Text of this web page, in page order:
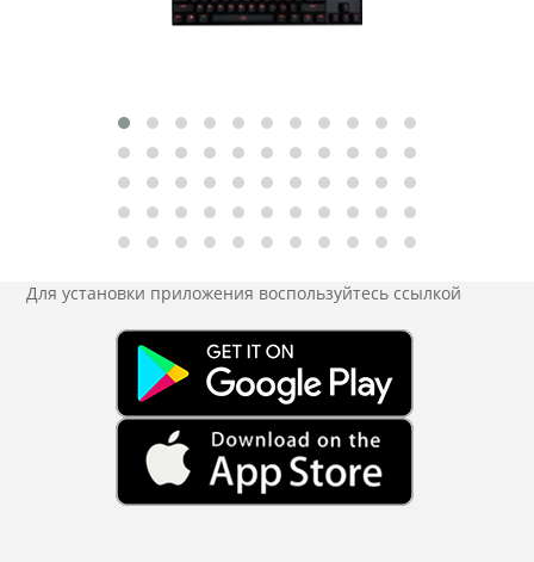
Для установки приложения воспользуйтесь ссылкой